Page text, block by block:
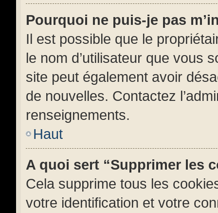
Pourquoi ne puis-je pas
Il est possible que le
le nom d’utilisateur que vous
site peut également avoir
de nouvelles. Contactez
renseignements.
Haut
A quoi sert “Supprimer les
Cela supprime tous les
votre identification et votre